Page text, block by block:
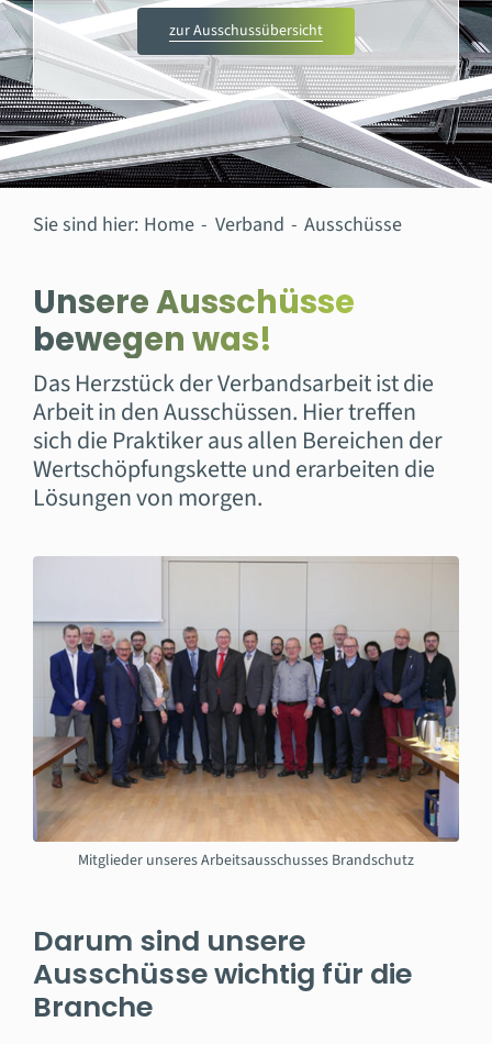
zur Ausschussübersicht
Sie sind hier: Home Verband Ausschüsse
Unsere Ausschüsse
bewegen was!
Das Herzstück der Verbandsarbeit ist die
Arbeit in den Ausschüssen. Hier treffen
sich die Praktiker aus allen Bereichen der
Wertschöpfungskette und erarbeiten die
Lösungen von morgen.
Mitglieder unseres Arbeitsausschusses Brandschutz
Darum sind unsere
Ausschüsse wichtig für die
Branche